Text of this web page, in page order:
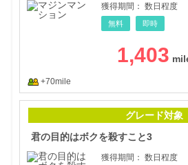
獲得期間： 数日程度
無料 即時
1,403
+70mile
グレード対象
君の目的はボクを殺すこと3
獲得期間： 数日程度